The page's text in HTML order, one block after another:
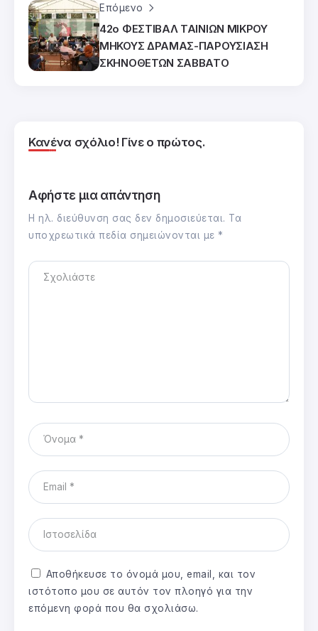
Επόμενο
42ο ΦΕΣΤΙΒΑΛ ΤΑΙΝΙΩΝ ΜΙΚΡΟΥ
ΜΗΚΟΥΣ ΔΡΑΜΑΣ-ΠΑΡΟΥΣΙΑΣΗ
ΣΚΗΝΟΘΕΤΩΝ ΣΑΒΒΑΤΟ
Κανένα σχόλιο! Γίνε ο πρώτος.
Αφήστε μια απάντηση
Η ηλ. διεύθυνση σας δεν δημοσιεύεται. Τα
υποχρεωτικά πεδία σημειώνονται με *
Αποθήκευσε το όνομά μου, email, και τον
ιστότοπο μου σε αυτόν τον πλοηγό για την
επόμενη φορά που θα σχολιάσω.